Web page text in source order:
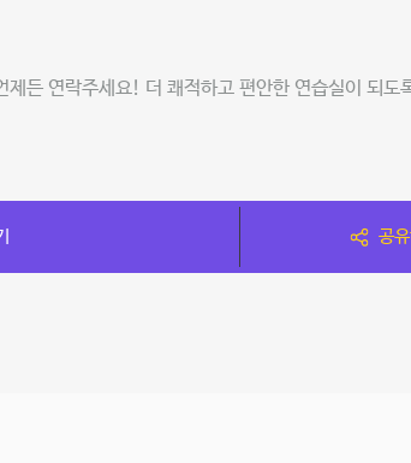
든 연락주세요! 더 쾌적하고 편안한 연습실이 되도
공유